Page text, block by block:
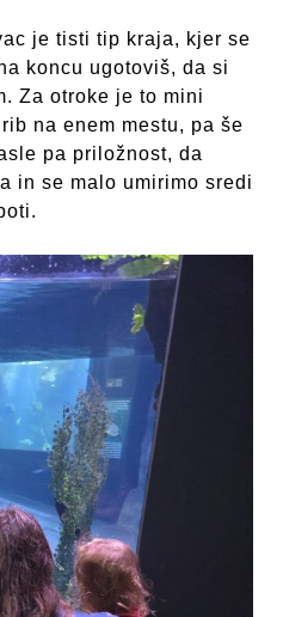
je tisti tip kraja, kjer se
koncu ugotoviš, da si
Za otroke je to mini
na enem mestu, pa še
pa priložnost, da
in se malo umirimo sredi